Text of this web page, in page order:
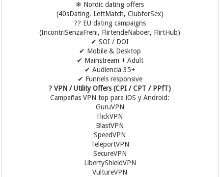
❄ Nordic dating offers
(40sDating, LettMatch, ClubforSex)
?? EU dating campaigns
(IncontriSenzaFreni, FlirtendeNaboer, FlirtHub)
✔ SOI / DOI
✔ Mobile & Desktop
✔ Mainstream + Adult
✔ Audiencia 35+
✔ Funnels responsive
? VPN / Utility Offers (CPI / CPT / PPfT)
Campañas VPN top para iOS y Android:
GuruVPN
FlickVPN
BlastVPN
SpeedVPN
TeleportVPN
SecureVPN
LibertyShieldVPN
VultureVPN